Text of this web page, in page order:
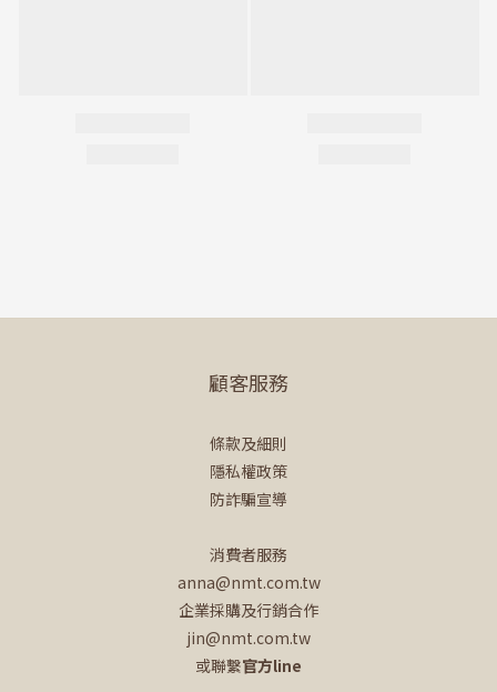
顧客服務
條款及細則
隱私權政策
防詐騙宣導
消費者服務
anna@nmt.com.tw
企業採購及行銷合作
jin@nmt.com.tw
或聯繫官方line